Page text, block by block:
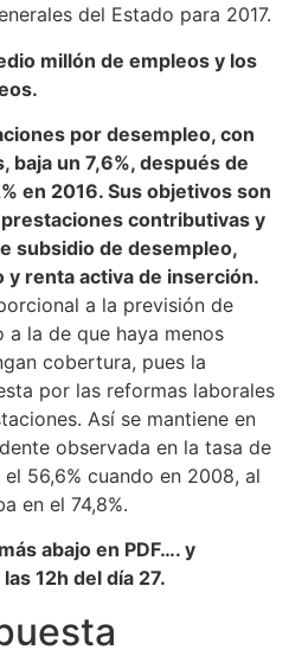
del Estado para 2017.
millón de empleos y los
por desempleo, con
baja un 7,6%, después de
en 2016. Sus objetivos son
contributivas y
subsidio de desempleo,
renta activa de inserción.
a la previsión de
la de que haya menos
cobertura, pues la
por las reformas laborales
Así se mantiene en
observada en la tasa de
56,6% cuando en 2008, al
en el 74,8%.
abajo en PDF…. y
12h del día 27.